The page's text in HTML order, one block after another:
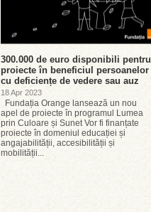
300.000 de euro disponibili pentru
proiecte în beneficiul persoanelor
cu deficiențe de vedere sau auz
18 Apr 2023
Fundația Orange lansează un nou
apel de proiecte în programul Lumea
prin Culoare și Sunet Vor fi finanțate
proiecte în domeniul educației și
angajabilității, accesibilității și
mobilității...